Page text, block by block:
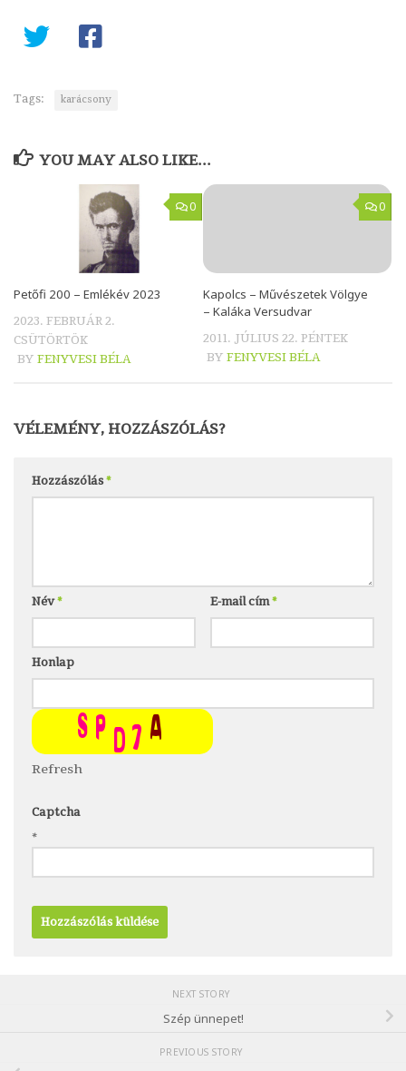
Tags: karácsony
YOU MAY ALSO LIKE...
0
Petőfi 200 – Emlékév 2023
2023. FEBRUÁR 2.
CSÜTÖRTÖK
BY FENYVESI BÉLA
0
Kapolcs – Művészetek Völgye
– Kaláka Versudvar
2011. JÚLIUS 22. PÉNTEK
BY FENYVESI BÉLA
VÉLEMÉNY, HOZZÁSZÓLÁS?
Hozzászólás*
Név* E-mail cím*
Honlap
Refresh
Captcha
*
NEXT STORY
Szép ünnepet!
PREVIOUS STORY